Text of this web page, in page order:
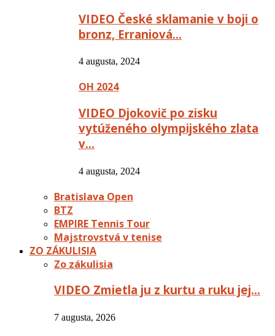
VIDEO České sklamanie v boji o
bronz, Erraniová…
4 augusta, 2024
OH 2024
VIDEO Djokovič po zisku
vytúženého olympijského zlata
v…
4 augusta, 2024
Bratislava Open
BTZ
EMPIRE Tennis Tour
Majstrovstvá v tenise
ZO ZÁKULISIA
Zo zákulisia
VIDEO Zmietla ju z kurtu a ruku jej…
7 augusta, 2026